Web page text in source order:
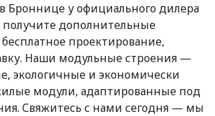
Броннице у официального дилера
дополнительные
проектирование,
Наши модульные строения —
экологичные и экономически
модули, адаптированные под
Свяжитесь с нами сегодня — мы